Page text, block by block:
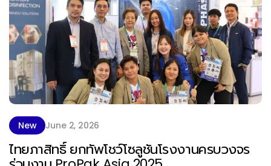
New June 2, 2026
ไทยภาสิทธิ์ ยกทัพโชว์โซลูชันโรงงานครบวงจร